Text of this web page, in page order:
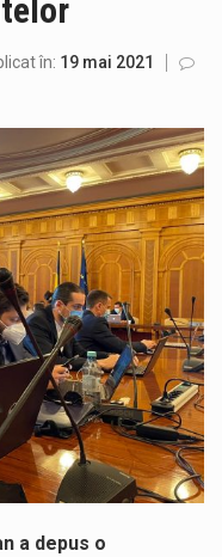
COD GALBEN. Interval de valabilitate: 07 august, ora 12.00 – 07 august, ora 23.00 / Fenomene vizate: instabilitate atmosferică, intensificări…
Proiectul de lege privind Strategia națională pentru conservarea biodiversității a fost din nou dezbătut ieri și în final adoptat de…
Pe scurt. Statuia lui PINTEA VITEAZU din fața Jandarmeriei Maramures a ajuns să fie zilele acestea mărul discordiei între administrații.…
Noile statii de călători, achizitionate la preț de garsonieră per bucată, dezamăgesc total cetățenii care folosesc mijloacele de transport în…
în: 19 mai 2021
a depus o